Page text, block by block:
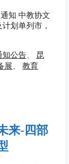
知 中教协文
划单列市，
知公告
昆
展
教育
来-四部